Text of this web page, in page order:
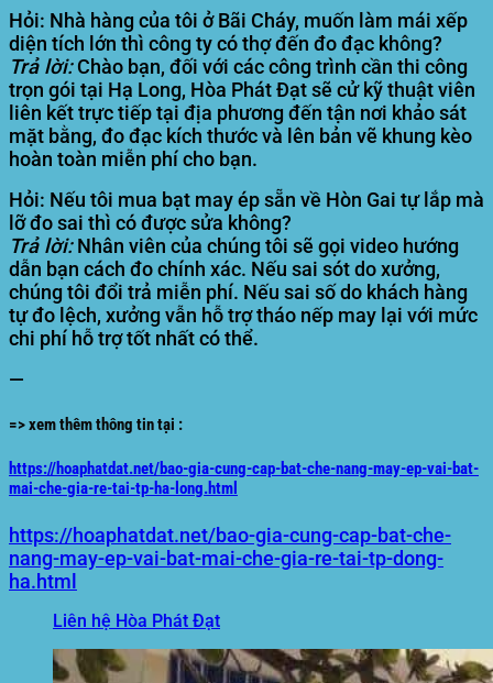
Hỏi: Nhà hàng của tôi ở Bãi Cháy, muốn làm mái xếp
diện tích lớn thì công ty có thợ đến đo đạc không?
Trả lời:Chào bạn, đối với các công trình cần thi công
trọn gói tại Hạ Long, Hòa Phát Đạt sẽ cử kỹ thuật viên
liên kết trực tiếp tại địa phương đến tận nơi khảo sát
mặt bằng, đo đạc kích thước và lên bản vẽ khung kèo
hoàn toàn miễn phí cho bạn.
Hỏi: Nếu tôi mua bạt may ép sẵn về Hòn Gai tự lắp mà
lỡ đo sai thì có được sửa không?
Trả lời:Nhân viên của chúng tôi sẽ gọi video hướng
dẫn bạn cách đo chính xác. Nếu sai sót do xưởng,
chúng tôi đổi trả miễn phí. Nếu sai số do khách hàng
tự đo lệch, xưởng vẫn hỗ trợ tháo nếp may lại với mức
chi phí hỗ trợ tốt nhất có thể.
—
=> xem thêm thông tin tại :
https://hoaphatdat.net/bao-gia-cung-cap-bat-che-nang-may-ep-vai-bat-
mai-che-gia-re-tai-tp-ha-long.html
https://hoaphatdat.net/bao-gia-cung-cap-bat-che-
nang-may-ep-vai-bat-mai-che-gia-re-tai-tp-dong-
ha.html
Liên hệ Hòa Phát Đạt